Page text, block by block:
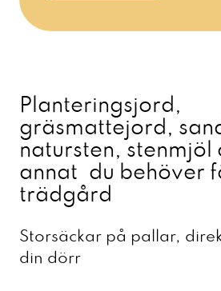
Planteringsjord,
gräsmattejord,
natursten, stenmjöl
annat du behöver
trädgård
Storsäckar på pallar,
din dörr